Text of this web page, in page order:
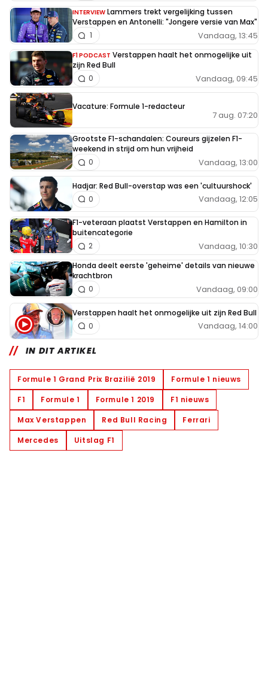
INTERVIEW Lammers trekt vergelijking tussen
Verstappen en Antonelli: "Jongere versie van Max"
Vandaag, 13:45
1
F1 PODCAST Verstappen haalt het onmogelijke uit
zijn Red Bull
Vandaag, 09:45
0
Vacature: Formule 1-redacteur
7 aug. 07:20
Grootste F1-schandalen: Coureurs gijzelen F1-
weekend in strijd om hun vrijheid
Vandaag, 13:00
0
Hadjar: Red Bull-overstap was een 'cultuurshock'
Vandaag, 12:05
0
F1-veteraan plaatst Verstappen en Hamilton in
buitencategorie
Vandaag, 10:30
2
Honda deelt eerste 'geheime' details van nieuwe
krachtbron
Vandaag, 09:00
0
Verstappen haalt het onmogelijke uit zijn Red Bull
Vandaag, 14:00
0
IN DIT ARTIKEL
Formule 1 Grand Prix Brazilië 2019
Formule 1 nieuws
F1
Formule 1 Formule 1 2019
F1 nieuws
Max Verstappen
Red Bull Racing
Ferrari
Mercedes
Uitslag F1